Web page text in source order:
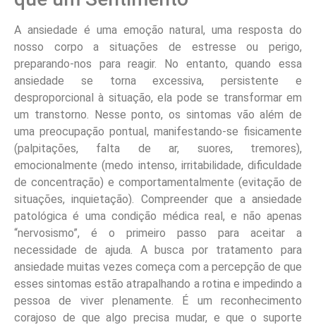
A ansiedade é uma emoção natural, uma resposta do
nosso corpo a situações de estresse ou perigo,
preparando-nos para reagir. No entanto, quando essa
ansiedade se torna excessiva, persistente e
desproporcional à situação, ela pode se transformar em
um transtorno. Nesse ponto, os sintomas vão além de
uma preocupação pontual, manifestando-se fisicamente
(palpitações, falta de ar, suores, tremores),
emocionalmente (medo intenso, irritabilidade, dificuldade
de concentração) e comportamentalmente (evitação de
situações, inquietação). Compreender que a ansiedade
patológica é uma condição médica real, e não apenas
“nervosismo”, é o primeiro passo para aceitar a
necessidade de ajuda. A busca por tratamento para
ansiedade muitas vezes começa com a percepção de que
esses sintomas estão atrapalhando a rotina e impedindo a
pessoa de viver plenamente. É um reconhecimento
corajoso de que algo precisa mudar, e que o suporte